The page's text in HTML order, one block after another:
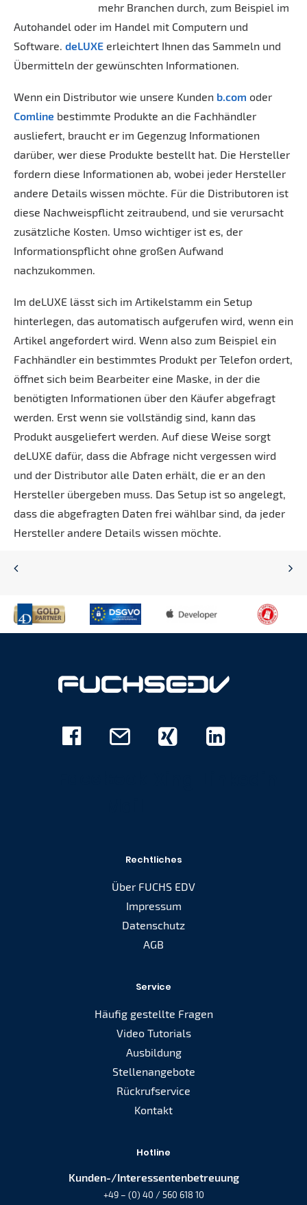
mehr Branchen durch, zum Beispiel im
Autohandel oder im Handel mit Computern und
Software. deLUXE erleichtert Ihnen das Sammeln und
Übermitteln der gewünschten Informationen.
Wenn ein Distributor wie unsere Kunden b.com oder
Comline bestimmte Produkte an die Fachhändler
ausliefert, braucht er im Gegenzug Informationen
darüber, wer diese Produkte bestellt hat. Die Hersteller
fordern diese Informationen ab, wobei jeder Hersteller
andere Details wissen möchte. Für die Distributoren ist
diese Nachweispflicht zeitraubend, und sie verursacht
zusätzliche Kosten. Umso wichtiger ist es, der
Informationspflicht ohne großen Aufwand
nachzukommen.
Im deLUXE lässt sich im Artikelstamm ein Setup
hinterlegen, das automatisch aufgerufen wird, wenn ein
Artikel angefordert wird. Wenn also zum Beispiel ein
Fachhändler ein bestimmtes Produkt per Telefon ordert,
öffnet sich beim Bearbeiter eine Maske, in der die
benötigten Informationen über den Käufer abgefragt
werden. Erst wenn sie vollständig sind, kann das
Produkt ausgeliefert werden. Auf diese Weise sorgt
deLUXE dafür, dass die Abfrage nicht vergessen wird
und der Distributor alle Daten erhält, die er an den
Hersteller übergeben muss. Das Setup ist so angelegt,
dass die abgefragten Daten frei wählbar sind, da jeder
Hersteller andere Details wissen möchte.
Rechtliches
Über FUCHS EDV
Impressum
Datenschutz
AGB
Service
Häufig gestellte Fragen
Video Tutorials
Ausbildung
Stellenangebote
Rückrufservice
Kontakt
Hotline
Kunden-/Interessentenbetreuung
+49 – (0) 40 / 560 618 10